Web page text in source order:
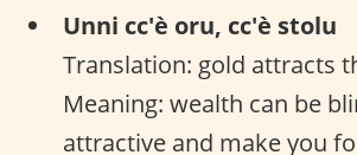
Unni cc'è oru, cc'è stolu
Translation: gold attracts
Meaning: wealth can be
attractive and make you